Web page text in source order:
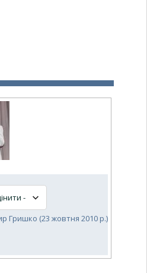
Гришко (23 жовтня 2010 р.)